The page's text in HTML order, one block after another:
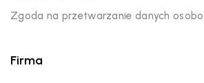
Zgoda na przetwarzanie danych
Firma